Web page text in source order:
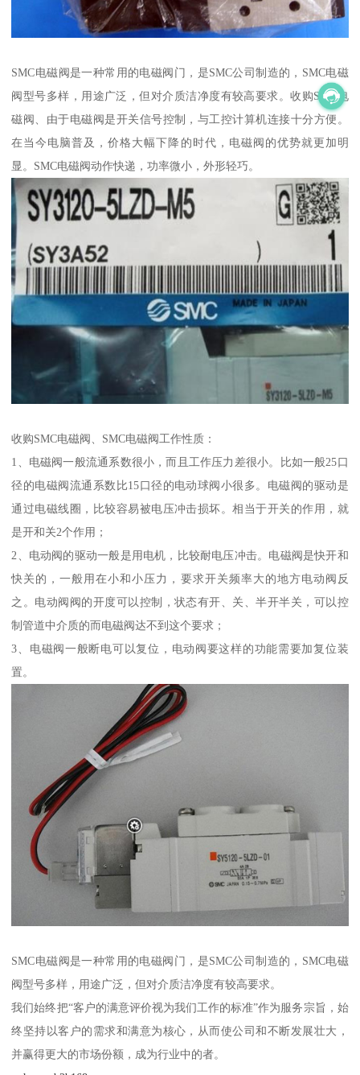
SMC电磁阀是一种常用的电磁阀门，是SMC公司制造的，SMC电磁
阀型号多样，用途广泛，但对介质洁净度有较高要求。收购SMC电
磁阀、由于电磁阀是开关信号控制，与工控计算机连接十分方便。
在当今电脑普及，价格大幅下降的时代，电磁阀的优势就更加明
显。SMC电磁阀动作快递，功率微小，外形轻巧。
收购SMC电磁阀、SMC电磁阀工作性质：
1、电磁阀一般流通系数很小，而且工作压力差很小。比如一般25口
径的电磁阀流通系数比15口径的电动球阀小很多。电磁阀的驱动是
通过电磁线圈，比较容易被电压冲击损坏。相当于开关的作用，就
是开和关2个作用；
2、电动阀的驱动一般是用电机，比较耐电压冲击。电磁阀是快开和
快关的，一般用在小和小压力，要求开关频率大的地方电动阀反
之。电动阀阀的开度可以控制，状态有开、关、半开半关，可以控
制管道中介质的而电磁阀达不到这个要求；
3、电磁阀一般断电可以复位，电动阀要这样的功能需要加复位装
置。
SMC电磁阀是一种常用的电磁阀门，是SMC公司制造的，SMC电磁
阀型号多样，用途广泛，但对介质洁净度有较高要求。
我们始终把“客户的满意评价视为我们工作的标准”作为服务宗旨，始
终坚持以客户的需求和满意为核心，从而使公司和不断发展壮大，
并赢得更大的市场份额，成为行业中的者。